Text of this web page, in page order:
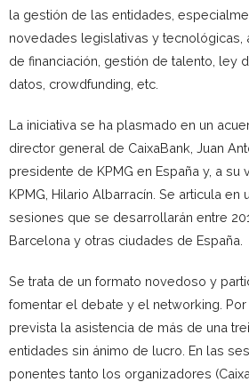
la gestión de las entidades,
novedades legislativas y tecnológicas,
de financiación, gestión de talento, ley
datos, crowdfunding, etc.
La iniciativa se ha plasmado en un
director general de CaixaBank, Juan
presidente de KPMG en España y, a su
KPMG, Hilario Albarracín. Se articula en
sesiones que se desarrollarán entre
Barcelona y otras ciudades de España.
Se trata de un formato novedoso y
fomentar el debate y el networking.
prevista la asistencia de más de una
entidades sin ánimo de lucro. En las
ponentes tanto los organizadores